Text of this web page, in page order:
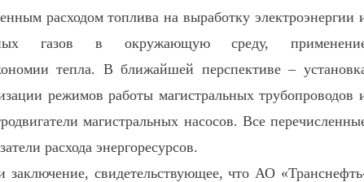
расходом топлива на выработку электроэнергии
газов в окружающую среду,
тепла. В ближайшей перспективе –
режимов работы магистральных трубопроводов
магистральных насосов. Все
расхода энергоресурсов.
свидетельствующее, что АО